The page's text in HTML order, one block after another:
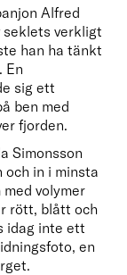
Alfred
seklets verkligt
han ha tänkt
En
sig ett
ben med
fjorden.
Simonsson
och in i minsta
volymer
rött, blått och
idag inte ett
en